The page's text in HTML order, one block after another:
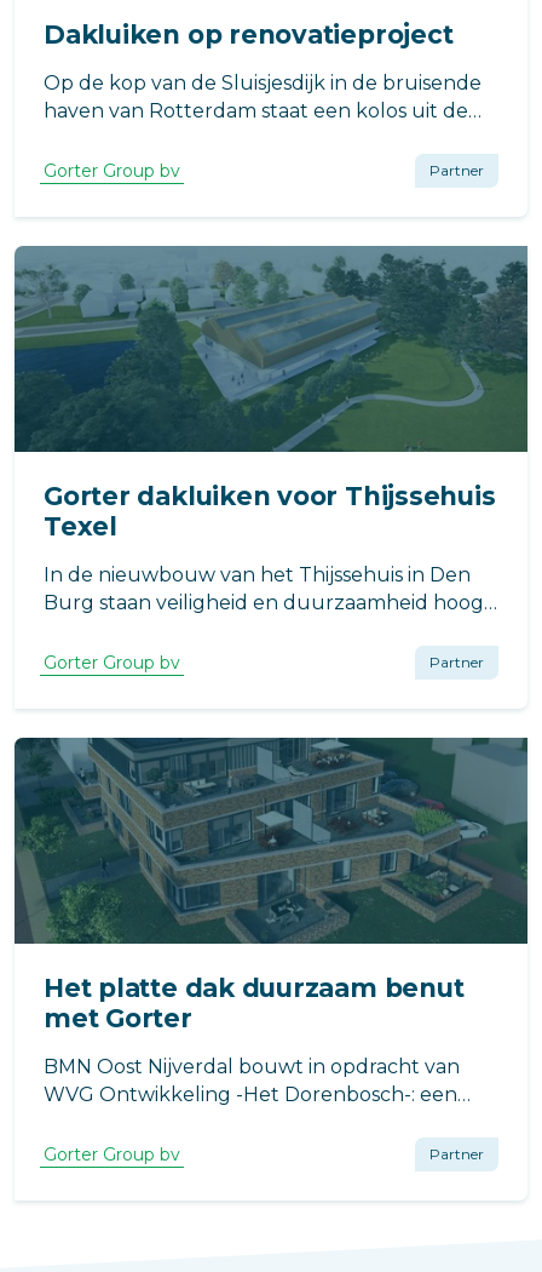
Dakluiken op renovatieproject
Op de kop van de Sluisjesdijk in de bruisende
haven van Rotterdam staat een kolos uit de
Architectenbureau is in het najaar van 2020
gevraagd om een integraal ontwerp te
realiseren voor de renovatie van het gebouw.
Gorter Group bv Partner
Gorter dakluiken voor Thijssehuis
Texel
In de nieuwbouw van het Thijssehuis in Den
Burg staan veiligheid en duurzaamheid hoog
het dak werden twee Gorter dakluiken
Gorter Group bv Partner
Het platte dak duurzaam benut
met Gorter
BMN Oost Nijverdal bouwt in opdracht van
WVG Ontwikkeling -Het Dorenbosch-: een
penthouses in Havelte.
Gorter Group bv Partner